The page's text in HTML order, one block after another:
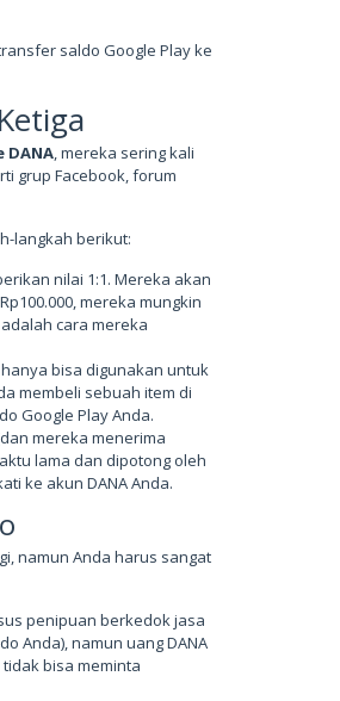
saldo Google Play ke
DANA, mereka sering kali
grup Facebook, forum
langkah berikut:
nilai 1:1. Mereka akan
mereka mungkin
adalah cara mereka
bisa digunakan untuk
membeli sebuah item di
Google Play Anda.
mereka menerima
lama dan dipotong oleh
ke akun DANA Anda.
namun Anda harus sangat
penipuan berkedok jasa
Anda), namun uang DANA
bisa meminta